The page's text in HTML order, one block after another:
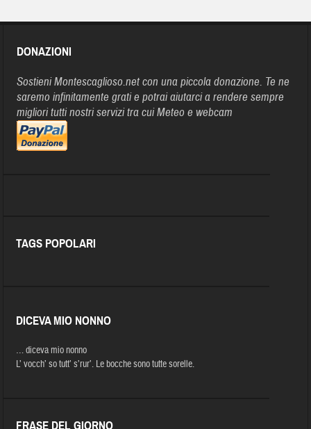
DONAZIONI
Sostieni Montescaglioso.net con una piccola donazione. Te ne
saremo infinitamente grati e potrai aiutarci a rendere sempre
migliori tutti nostri servizi tra cui Meteo e webcam
TAGS POPOLARI
DICEVA MIO NONNO
… diceva mio nonno
L’ vocch’ so tutt’ s’rur’. Le bocche sono tutte sorelle.
FRASE DEL GIORNO